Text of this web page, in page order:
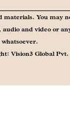
materials. You may
and video or
whatsoever.
Vision3 Global